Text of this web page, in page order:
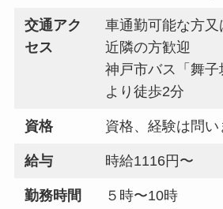
交通アク
セス
車通勤可能な方又
近隣の方歓迎
神戸市バス「舞
より徒歩2分
資格 資格、経験は問い
給与 時給1116円〜
勤務時間
５時〜10時